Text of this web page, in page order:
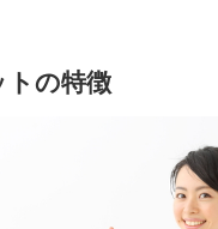
トの特徴